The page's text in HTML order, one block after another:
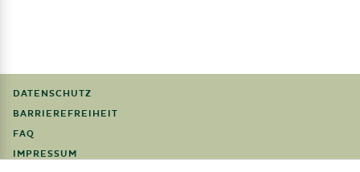
DATENSCHUTZ
BARRIEREFREIHEIT
FAQ
IMPRESSUM